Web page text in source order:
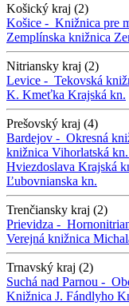
Košický kraj (2)
Košice - Knižnica pre
Zemplínska knižnica
Nitriansky kraj (2)
Levice - Tekovská
K. Kmeťka Krajská kn.
Prešovský kraj (4)
Bardejov - Okresná
knižnica Vihorlatská kn.
Hviezdoslava Krajská
Ľubovnianska kn.
Trenčiansky kraj (2)
Prievidza -
Verejná knižnica
Trnavský kraj (2)
Suchá nad Parnou -
Knižnica J. Fándlyho